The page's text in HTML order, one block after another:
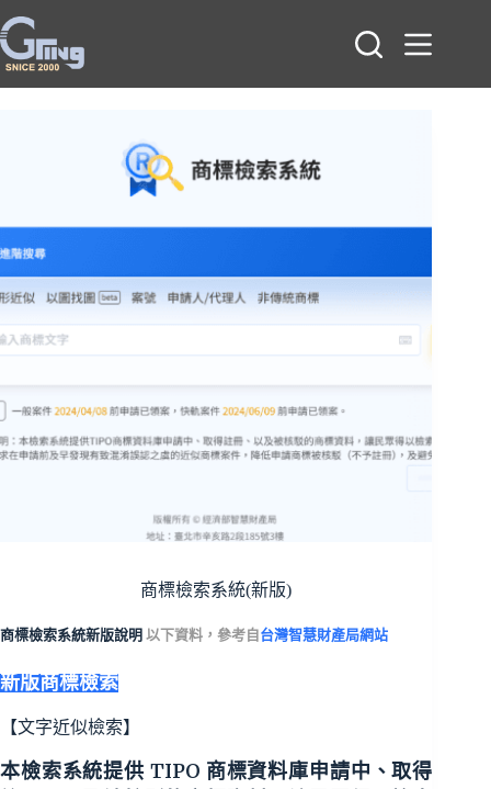
跳
至
主
要
商標檢索系統(新版)
商標檢索系統新版說明以下資料，參考自台灣智慧財產局網站
新版商標檢索
【文字近似檢索】
本檢索系統提供 TIPO 商標資料庫申請中 、取得